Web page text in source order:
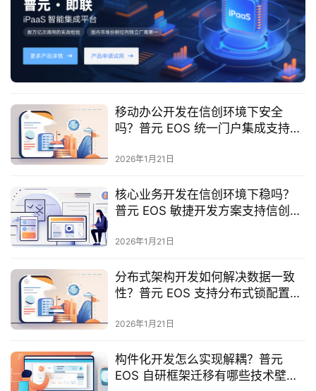
与
合
作
服
与
支
持
了
解
普
元
联
系
我
们
移动办公开发在信创环境下安全
吗？普元 EOS 统一门户集成支持信
2026年1月21日
核心业务开发在信创环境下稳吗？
普元 EOS 敏捷开发方案支持信创环
2026年1月21日
分布式架构开发如何解决数据一致
性？普元 EOS 支持分布式锁配置
2026年1月21日
构件化开发怎么实现解耦？普元
EOS 自研框架迁移有哪些技术壁